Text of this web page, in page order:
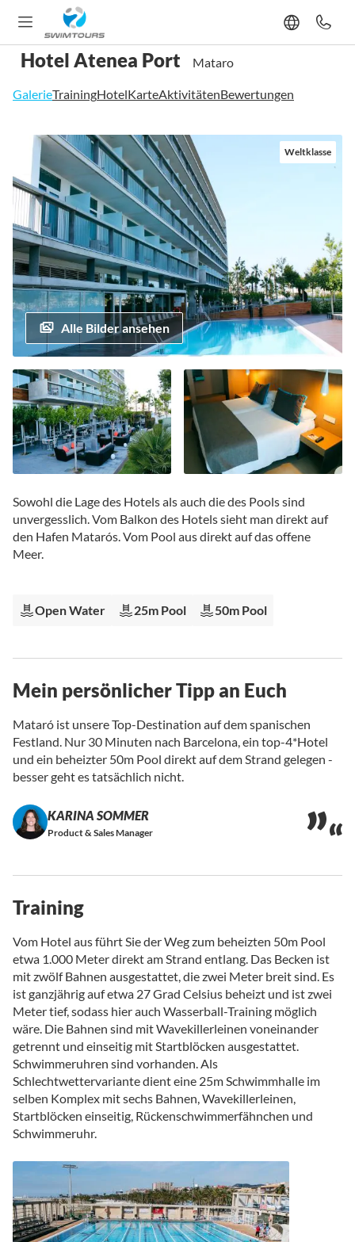
Hotel Atenea Port Mataro
GalerieTrainingHotelKarteAktivitätenBewertungen
der
Bildgalerie
springen
Weltklasse
Alle Bilder ansehen
Anfang
der
Bildgalerie
springen
Sowohl die Lage des Hotels als auch die des Pools sind
unvergesslich. Vom Balkon des Hotels sieht man direkt auf
den Hafen Matarós. Vom Pool aus direkt auf das offene
Meer.
Open Water 25m Pool 50m Pool
Mein persönlicher Tipp an Euch
Mataró ist unsere Top-Destination auf dem spanischen
Festland. Nur 30 Minuten nach Barcelona, ein top-4*Hotel
und ein beheizter 50m Pool direkt auf dem Strand gelegen -
besser geht es tatsächlich nicht.
KARINA SOMMER
Product & Sales Manager
Training
Vom Hotel aus führt Sie der Weg zum beheizten 50m Pool
etwa 1.000 Meter direkt am Strand entlang. Das Becken ist
mit zwölf Bahnen ausgestattet, die zwei Meter breit sind. Es
ist ganzjährig auf etwa 27 Grad Celsius beheizt und ist zwei
Meter tief, sodass hier auch Wasserball-Training möglich
wäre. Die Bahnen sind mit Wavekillerleinen voneinander
getrennt und einseitig mit Startblöcken ausgestattet.
Schwimmeruhren sind vorhanden. Als
Schlechtwettervariante dient eine 25m Schwimmhalle im
selben Komplex mit sechs Bahnen, Wavekillerleinen,
Startblöcken einseitig, Rückenschwimmerfähnchen und
Schwimmeruhr.